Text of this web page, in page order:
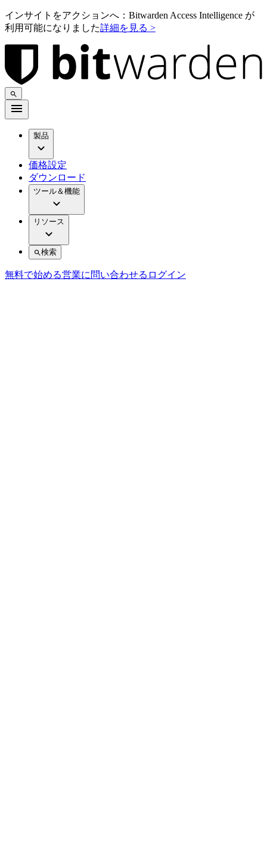
インサイトをアクションへ：Bitwarden Access Intelligence が
利用可能になりました詳細を見る >
製品
価格設定
ダウンロード
ツール＆機能
リソース
検索
無料で始める営業に問い合わせる ログイン